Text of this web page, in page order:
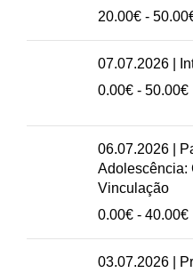
20.00€ - 50.00
07.07.2026 |
0.00€ - 50.00€
06.07.2026 |
Adolescência:
Vinculação
0.00€ - 40.00€
03.07.2026 |